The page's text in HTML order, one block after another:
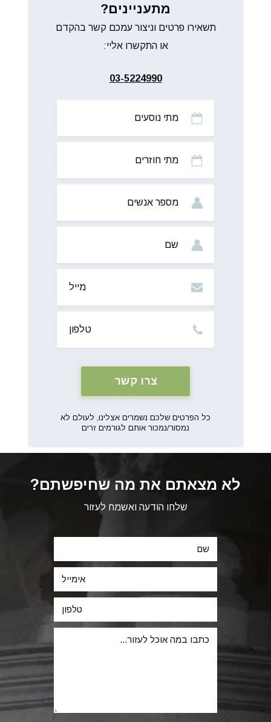
מתעניינים?
תשאירו פרטים וניצור עמכם קשר בהקדם
או התקשרו אליי:
03-5224990
אנשים
כל הפרטים שלכם נשמרים אצלינו, לעולם לא
נמסור/נמכור אותם לגורמים זרים
לא מצאתם את מה שחיפשתם?
שלחו הודעה ואשמח לעזור